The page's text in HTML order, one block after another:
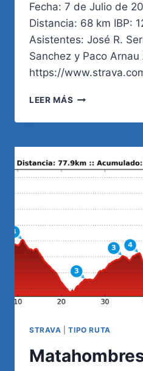
Fecha: 7 de Julio de
Distancia: 68 km IBP:
Asistentes: José R.
Sanchez y Paco
https://
LEER MÁS PICO
BUITRE
BTT
STRAVA |TIPO RUTA